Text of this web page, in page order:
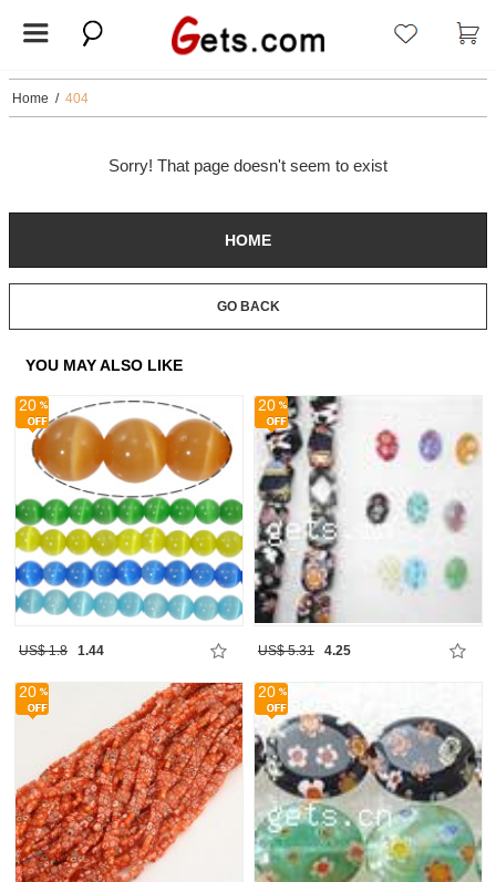
Home / 404
Sorry! That page doesn't seem to exist
HOME
GO BACK
YOU MAY ALSO LIKE
20
US$ 1.8 1.44
20
US$ 5.31 4.25
20 20